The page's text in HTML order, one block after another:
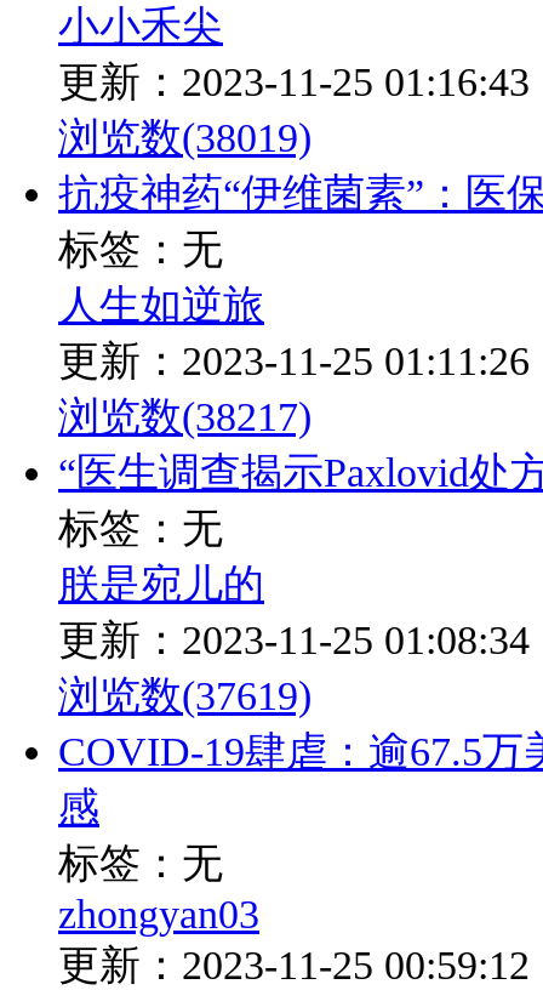
小小禾尖
更新：2023-11-25 01:16:43
浏览数(38019)
抗疫神药“伊维菌素”：医
标签：无
人生如逆旅
更新：2023-11-25 01:11:26
浏览数(38217)
“医生调查揭示Paxlovid处
标签：无
朕是宛儿的
更新：2023-11-25 01:08:34
浏览数(37619)
COVID-19肆虐：逾67.5
感
标签：无
zhongyan03
更新：2023-11-25 00:59:12